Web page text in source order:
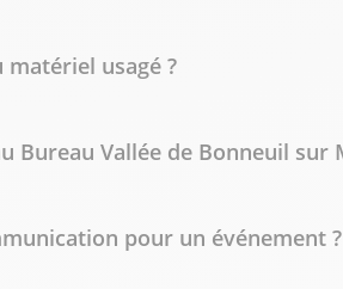
usagé ?
Bureau Vallée de Bonneuil sur
pour un événement ?